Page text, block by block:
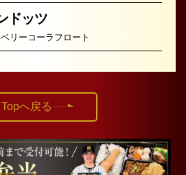
ドッツ
リーコーラフロート
Topへ戻る